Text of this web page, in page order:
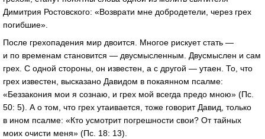
Димитрия Ростовского: «Возврати мне добродетели, через грех
погибшие».
После грехопадения мир двоится. Многое рискует стать —
и по временам становится — двусмысленным. Двусмыслен и сам
грех. С одной стороны, он известен, а с другой — утаен. То, что
грех известен, высказано Давидом в покаянном псалме:
«Беззакония мои я сознаю, и грех мой всегда предо мною» (Пс.
50: 5). А о том, что грех утаивается, тоже говорит Давид, только
в ином псалме: «Кто усмотрит погрешности свои? От тайных
моих очисти меня» (Пс. 18: 13).